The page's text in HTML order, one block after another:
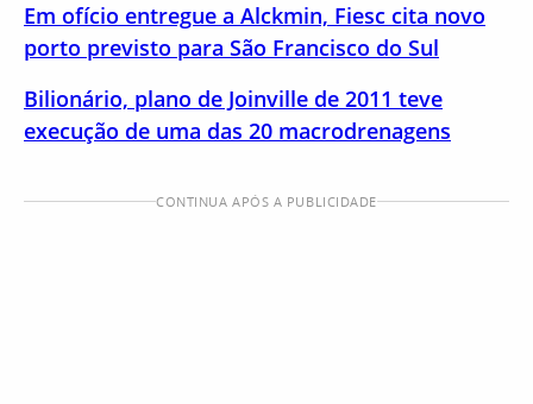
Em ofício entregue a Alckmin, Fiesc cita novo
porto previsto para São Francisco do Sul
Bilionário, plano de Joinville de 2011 teve
execução de uma das 20 macrodrenagens
CONTINUA APÓS A PUBLICIDADE